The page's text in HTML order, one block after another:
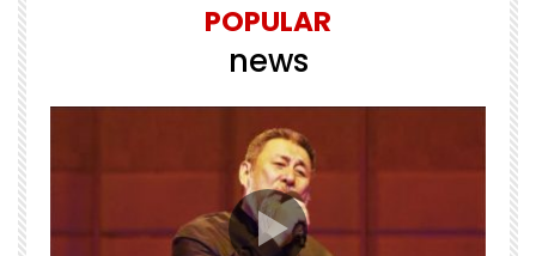
POPULAR
news